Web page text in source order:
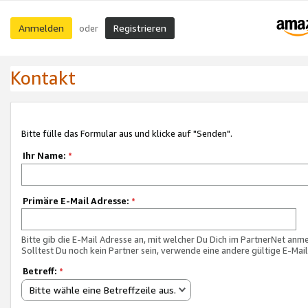
Anmelden oder Registrieren
Kontakt
Bitte fülle das Formular aus und klicke auf "Senden".
Ihr Name: *
Primäre E-Mail Adresse: *
Bitte gib die E-Mail Adresse an, mit welcher Du Dich im PartnerNet
Solltest Du noch kein Partner sein, verwende eine andere gültige E-
Betreff: *
Bitte wähle eine Betreffzeile aus.